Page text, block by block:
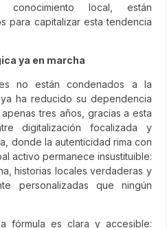
conocimiento local, están
para capitalizar esta tendencia
ya en marcha
no están condenados a la
ha reducido su dependencia
tres años, gracias a esta
digitalización focalizada y
donde la autenticidad rima con
activo permanece insustituible:
historias locales verdaderas y
personalizadas que ningún
fórmula es clara y accesible: